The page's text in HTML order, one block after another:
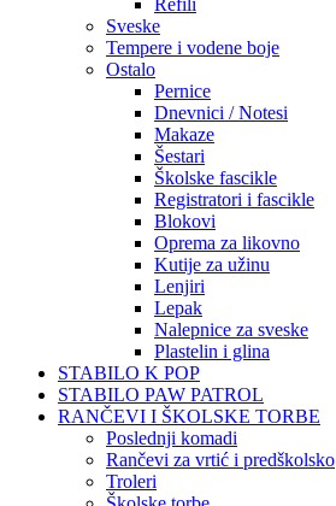
Sveske
Tempere i vodene boje
Ostalo
Pernice
Dnevnici / Notesi
Makaze
Šestari
Školske fascikle
Registratori i fascikle
Blokovi
Oprema za likovno
Kutije za užinu
Lenjiri
Lepak
Nalepnice za sveske
Plastelin i glina
STABILO K POP
STABILO PAW PATROL
RANČEVI I ŠKOLSKE TORBE
Poslednji komadi
Rančevi za vrtić i predškolsko
Troleri